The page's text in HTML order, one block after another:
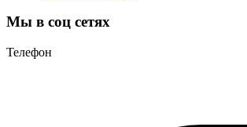
Мы в соц сетях
Телефон